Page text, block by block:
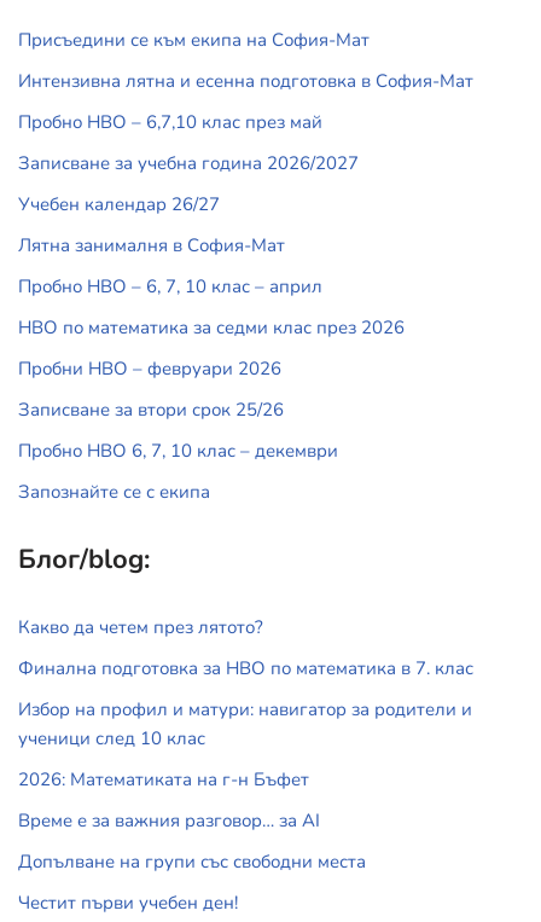
Присъедини се към екипа на София-Мат
Интензивна лятна и есенна подготовка в София-Мат
Пробно НВО – 6,7,10 клас през май
Записване за учебна година 2026/2027
Учебен календар 26/27
Лятна занималня в София-Мат
Пробно НВО – 6, 7, 10 клас – април
НВО по математика за седми клас през 2026
Пробни НВО – февруари 2026
Записване за втори срок 25/26
Пробно НВО 6, 7, 10 клас – декември
Запознайте се с екипа
Блог/blog:
Какво да четем през лятото?
Финална подготовка за НВО по математика в 7. клас
Избор на профил и матури: навигатор за родители и
ученици след 10 клас
2026: Математиката на г-н Бъфет
Време е за важния разговор… за АI
Допълване на групи със свободни места
Честит първи учебен ден!